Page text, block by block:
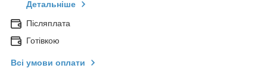
Детальніше
Післяплата
Готівкою
Всі умови оплати